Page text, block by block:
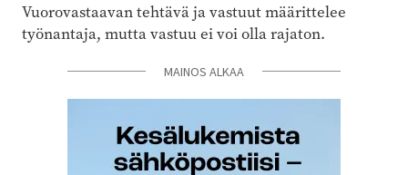
Vuorovastaavan tehtävä ja vastuut määrittelee
työnantaja, mutta vastuu ei voi olla rajaton.
MAINOS ALKAA